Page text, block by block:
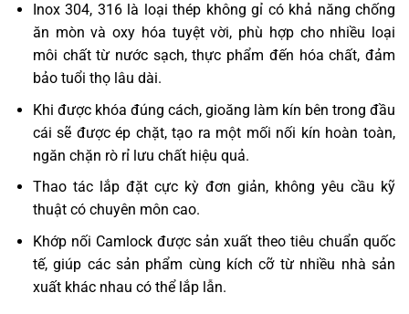
Inox 304, 316 là loại thép không gỉ có khả năng chống
ăn mòn và oxy hóa tuyệt vời, phù hợp cho nhiều loại
môi chất từ nước sạch, thực phẩm đến hóa chất, đảm
bảo tuổi thọ lâu dài.
Khi được khóa đúng cách, gioăng làm kín bên trong đầu
cái sẽ được ép chặt, tạo ra một mối nối kín hoàn toàn,
ngăn chặn rò rỉ lưu chất hiệu quả.
Thao tác lắp đặt cực kỳ đơn giản, không yêu cầu kỹ
thuật có chuyên môn cao.
Khớp nối Camlock được sản xuất theo tiêu chuẩn quốc
tế, giúp các sản phẩm cùng kích cỡ từ nhiều nhà sản
xuất khác nhau có thể lắp lẫn.